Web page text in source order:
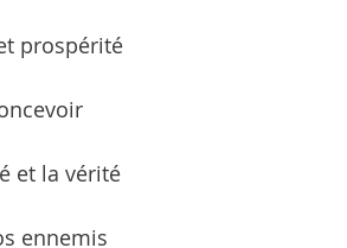
prospérité
et la vérité
ennemis